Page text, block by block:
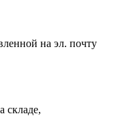
на эл. почту
складе,